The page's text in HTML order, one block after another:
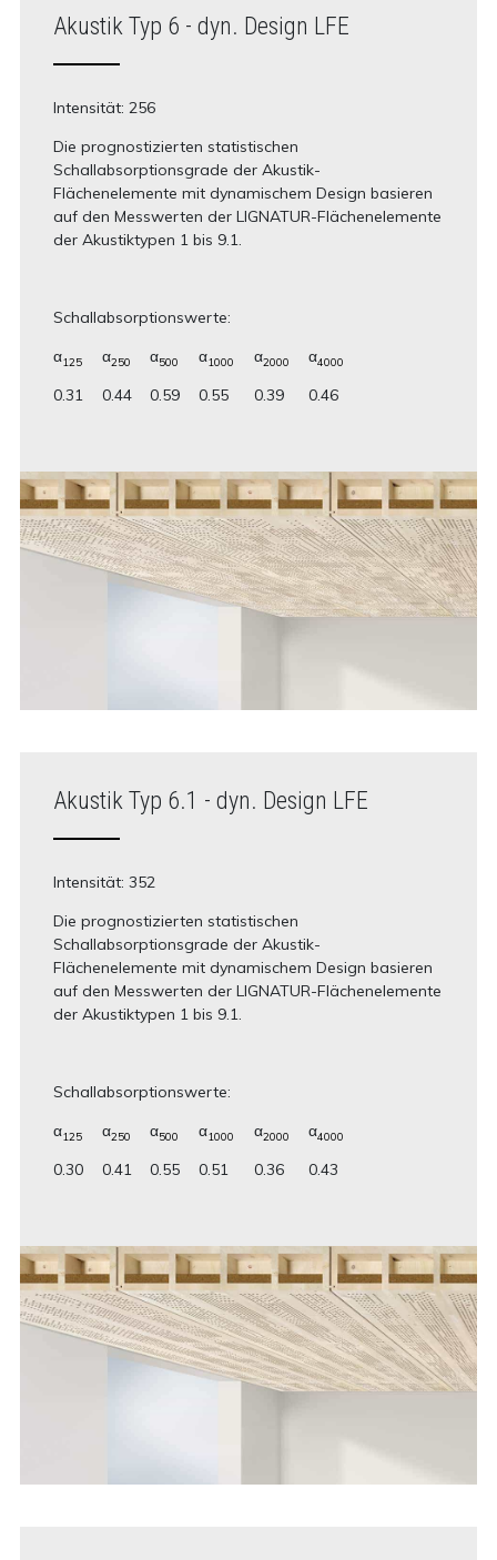
Akustik Typ 6 - dyn. Design LFE
Intensität: 256
Die prognostizierten statistischen
Schallabsorptionsgrade der Akustik-
Flächenelemente mit dynamischem Design basieren
auf den Messwerten der LIGNATUR-Flächenelemente
der Akustiktypen 1 bis 9.1.
Schallabsorptionswerte:
α125 α250 α500 α1000 α2000 α4000
0.31 0.44 0.59 0.55 0.39 0.46
Akustik Typ 6.1 - dyn. Design LFE
Intensität: 352
Die prognostizierten statistischen
Schallabsorptionsgrade der Akustik-
Flächenelemente mit dynamischem Design basieren
auf den Messwerten der LIGNATUR-Flächenelemente
der Akustiktypen 1 bis 9.1.
Schallabsorptionswerte:
α125 α250 α500 α1000 α2000 α4000
0.30 0.41 0.55 0.51 0.36 0.43